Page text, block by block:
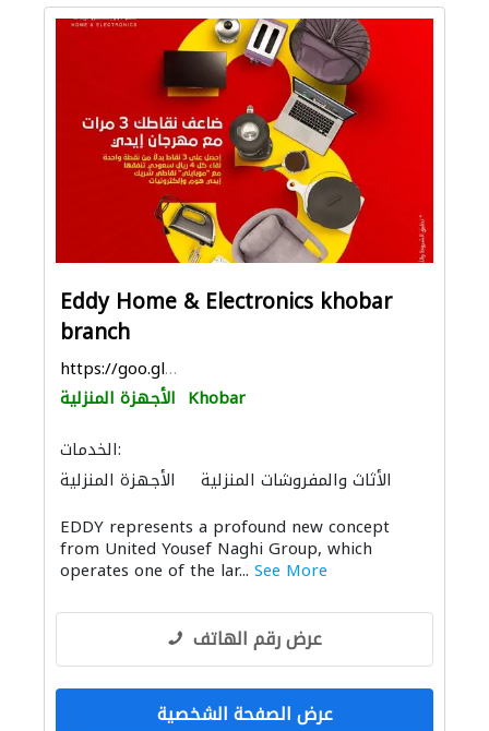
Eddy Home & Electronics khobar
branch
https://goo.gl/maps/asbQmE8P5VyMWY9z9
الأجهزة المنزلية Khobar
الخدمات:
الأجهزة المنزلية
الأثاث والمفروشات المنزلية
الحمامات والمطابخ الصوتيات
EDDY represents a profound new concept
from United Yousef Naghi Group, which
operates one of the lar... See More
عرض رقم الهاتف
عرض الصفحة الشخصية